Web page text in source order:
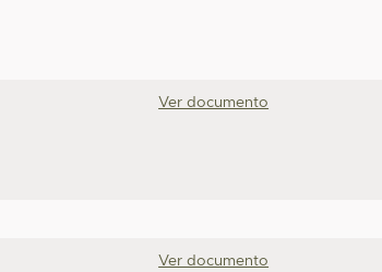
Ver documento
Ver documento